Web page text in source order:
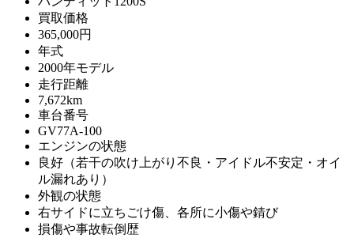
買取価格
365,000円
年式
2000年モデル
走行距離
7,672km
車台番号
GV77A-100
エンジンの状態
良好（若干の吹け上がり不良・アイドル不安定・オイ
ル漏れあり）
外観の状態
右サイドに立ちごけ傷、各所に小傷や錆び
損傷や事故転倒歴